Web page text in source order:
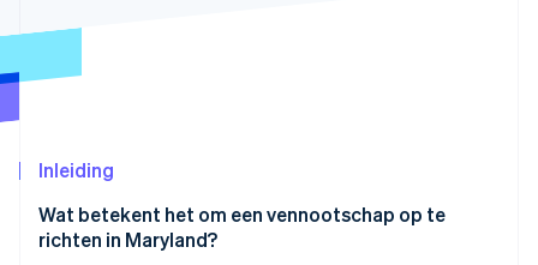
CO₂-verwijdering
Inleiding
Wat betekent het om een vennootschap op te
richten in Maryland?